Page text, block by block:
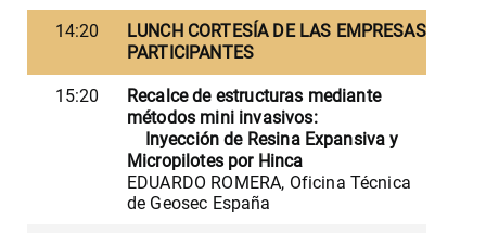
14:20
LUNCH CORTESÍA DE LAS EMPRESAS
PARTICIPANTES
15:20
Recalce de estructuras mediante
métodos mini invasivos:
Inyección de Resina Expansiva y
Micropilotes por Hinca
EDUARDO ROMERA, Oficina Técnica
de Geosec España